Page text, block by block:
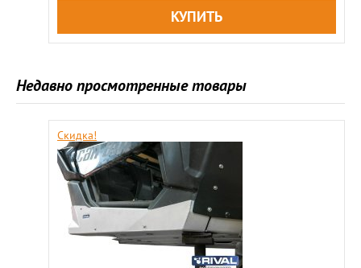
Недавно просмотренные товары
Скидка!